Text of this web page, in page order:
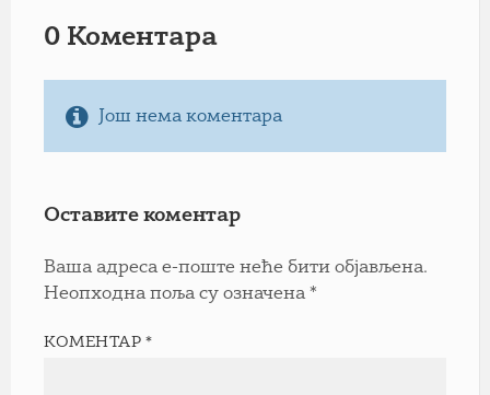
0 Коментарa
Још нема коментара
Оставите коментар
Ваша адреса е-поште неће бити објављена.
Неопходна поља су означена *
КОМЕНТАР*